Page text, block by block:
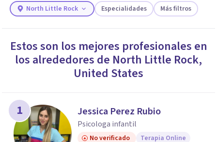
Responder cuestionario
North Little Rock Especialidades Más filtros
Estos son los mejores profesionales en
los alrededores de North Little Rock,
United States
1 Jessica Perez Rubio
Psicologa infantil
No verificado Terapia Online